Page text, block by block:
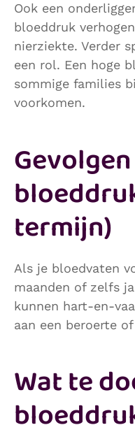
Ook een
bloeddruk
nierziekte. Verder
een rol. Een hoge
sommige families
voorkomen.
termijn)
Als je bloedvaten
maanden of zelfs
kunnen hart-en-
aan een beroerte
Wat te